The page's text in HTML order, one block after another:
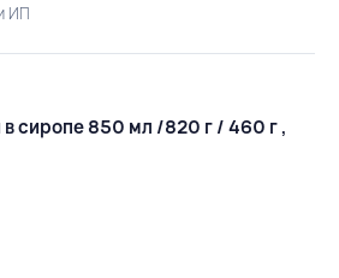
ИП
сиропе 850 мл /820 г / 460 г ,